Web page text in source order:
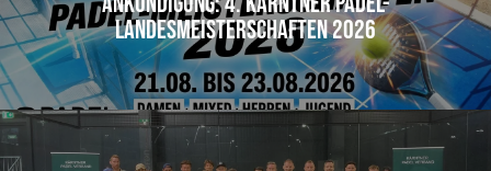
Landesmeisterschaften 2026